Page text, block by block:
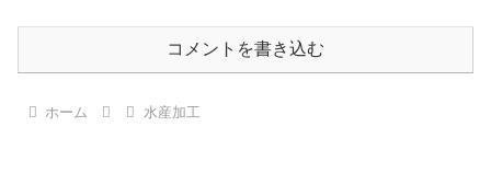
コメントを書き込む
ホーム 水産加工